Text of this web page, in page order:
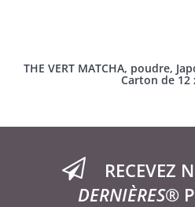
THE VERT MATCHA, poudre,
Carton de 12
RECEVEZ
DERNIÈRES®